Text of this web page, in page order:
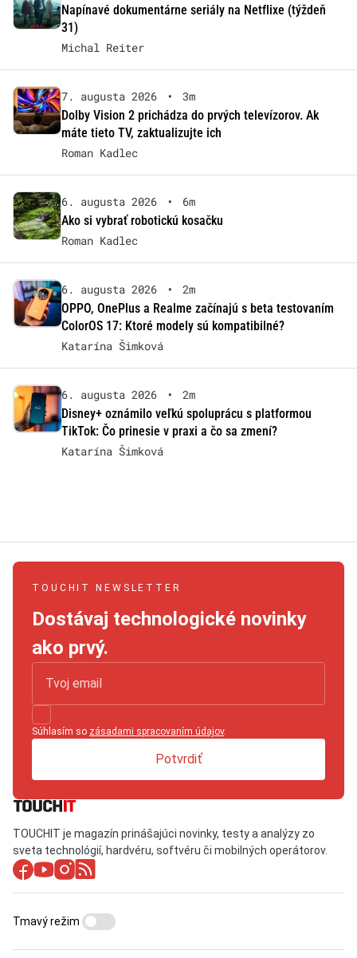
Napínavé dokumentárne seriály na Netflixe (týždeň
31)
Michal Reiter
7. augusta 2026 •
3m
Dolby Vision 2 prichádza do prvých televízorov. Ak
máte tieto TV, zaktualizujte ich
Roman Kadlec
6. augusta 2026 •
6m
Ako si vybrať robotickú kosačku
Roman Kadlec
6. augusta 2026 •
2m
OPPO, OnePlus a Realme začínajú s beta testovaním
ColorOS 17: Ktoré modely sú kompatibilné?
Katarína Šimková
6. augusta 2026 •
2m
Disney+ oznámilo veľkú spoluprácu s platformou
TikTok: Čo prinesie v praxi a čo sa zmení?
Katarína Šimková
TOUCHIT NEWSLETTER
Dostávaj technologické novinky
ako prvý.
Súhlasím so zásadami spracovaním údajov.
Potvrdiť
TOUCHIT je magazín prinášajúci novinky, testy a analýzy zo
sveta technológií, hardvéru, softvéru či mobilných operátorov.
Tmavý režim